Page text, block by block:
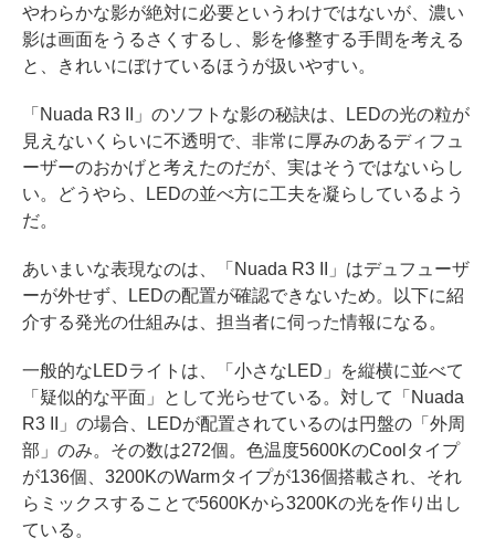
やわらかな影が絶対に必要というわけではないが、濃い
影は画面をうるさくするし、影を修整する手間を考える
と、きれいにぼけているほうが扱いやすい。
「Nuada R3 II」のソフトな影の秘訣は、LEDの光の粒が
見えないくらいに不透明で、非常に厚みのあるディフュ
ーザーのおかげと考えたのだが、実はそうではないらし
い。どうやら、LEDの並べ方に工夫を凝らしているよう
だ。
あいまいな表現なのは、「Nuada R3 II」はデュフューザ
ーが外せず、LEDの配置が確認できないため。以下に紹
介する発光の仕組みは、担当者に伺った情報になる。
一般的なLEDライトは、「小さなLED」を縦横に並べて
「疑似的な平面」として光らせている。対して「Nuada
R3 II」の場合、LEDが配置されているのは円盤の「外周
部」のみ。その数は272個。色温度5600KのCoolタイプ
が136個、3200KのWarmタイプが136個搭載され、それ
らミックスすることで5600Kから3200Kの光を作り出し
ている。